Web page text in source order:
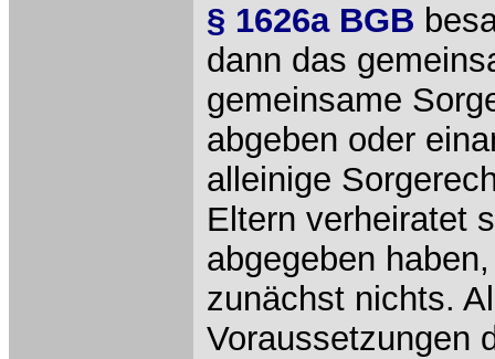
§ 1626a BGB
dann das
gemeinsame
abgeben oder
alleinige
Eltern verheiratet
abgegeben
zunächst nichts.
Voraussetzungen